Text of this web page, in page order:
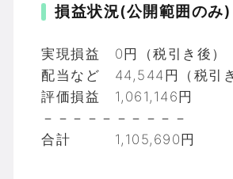
損益状況(公開範囲のみ)
実現損益 0円（税引き後）
配当など 44,544円（税引き
評価損益 1,061,146円
－－－－－－－－－－
合計 1,105,690円